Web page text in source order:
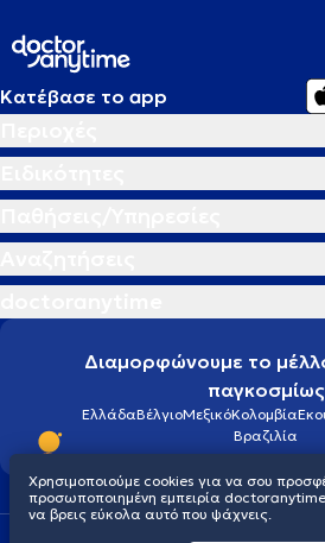
Κατέβασε το app
Διαμορφώνουμε το
παγκοσμίως
ΕλλάδαΒέλγιοΜεξικόΚολομβία
Βραζιλία
Χρησιμοποιούμε cookies για να σου
προσωποποιημένη εμπειρία
να βρεις εύκολα αυτό που ψάχνεις.